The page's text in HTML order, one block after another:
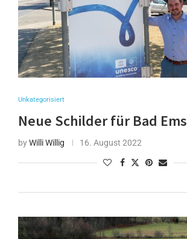
Unkategorisiert
Neue Schilder für Bad Ems
byWilli Willig 16. August 2022